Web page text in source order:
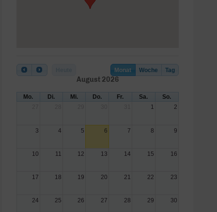
Monat Woche Tag
August 2026
Mo. Di. Mi. Do. Fr. Sa.
So.
1 2
3 4 5 6 7 8 9
10 11 12 13 14 15 16
17 18 19 20 21 22 23
24 25 26 27 28 29 30